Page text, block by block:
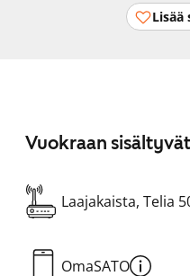
Lisää
Vuokraan sisältyvät
Laajakaista, Telia
OmaSATO